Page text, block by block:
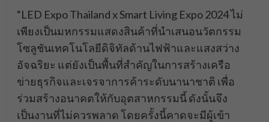
“LED Expo Thailand x Smart Living Expo 2024 ไม่
เพียงเป็นมหกรรมแสดงสินค้าที่นำเสนอนวัตกรรม
โซลูชันเทคโนโลยีดิจิทัลด้านไฟฟ้าและแสงสว่าง
อัจฉริยะ แต่ยังเป็นพื้นที่สำคัญในการสร้างเครือ
ข่ายธุรกิจและเจรจาการค้าระดับนานาชาติ เพื่อ
ร่วมสร้างอนาคตให้กับอุตสาหกรรมนี้ ดังนั้นจึง
เป็นงานที่ไม่ควรพลาด โดยครั้งนี้คาดจะมีผู้เข้า